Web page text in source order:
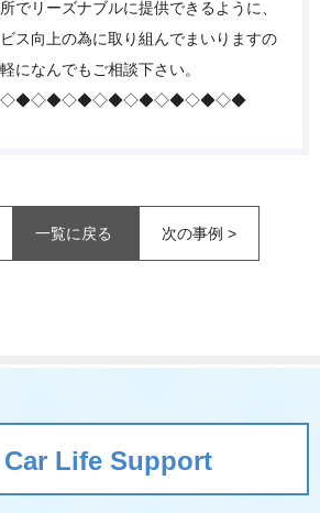
でリーズナブルに提供できるように、
ス向上の為に取り組んでまいりますの
になんでもご相談下さい。
一覧に戻る 次の事例 >
Life Support